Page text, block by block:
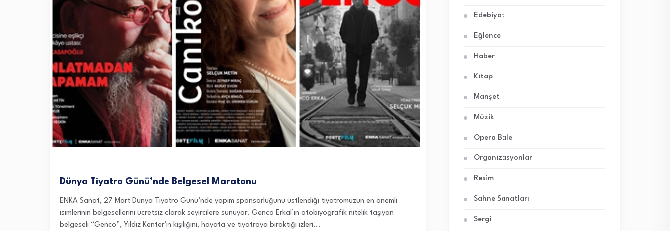
Dünya Tiyatro Günü’nde Belgesel Maratonu
ENKA Sanat, 27 Mart Dünya Tiyatro Günü’nde yapım sponsorluğunu üstlendiği tiyatromuzun en önemli
isimlerinin belgesellerini ücretsiz olarak seyircilere sunuyor. Genco Erkal’ın otobiyografik nitelik taşıyan
belgeseli “Genco”, Yıldız Kenter’in kişiliğini, hayata ve tiyatroya bıraktığı izleri...
Edebiyat
Eğlence
Haber
Kitap
Manşet
Müzik
Opera Bale
Organizasyonlar
Resim
Sahne Sanatları
Sergi